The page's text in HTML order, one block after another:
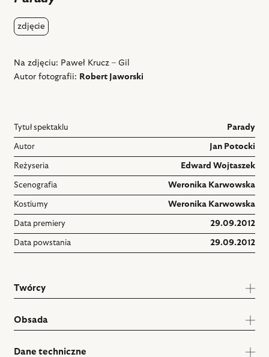
zdjęcie
Na zdjęciu: Paweł Krucz – Gil
Autor fotografii: Robert Jaworski
Tytuł spektaklu Parady
Autor Jan Potocki
Reżyseria Edward Wojtaszek
Scenografia Weronika Karwowska
Kostiumy Weronika Karwowska
Data premiery 29.09.2012
Data powstania 29.09.2012
Twórcy
Obsada
Dane techniczne